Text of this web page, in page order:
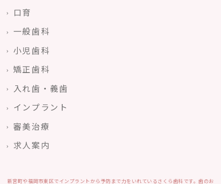
口育
一般歯科
小児歯科
矯正歯科
入れ歯・義歯
インプラント
審美治療
求人案内
新宮町や福岡市東区でインプラントから予防まで力をいれているさくら歯科です。歯のお